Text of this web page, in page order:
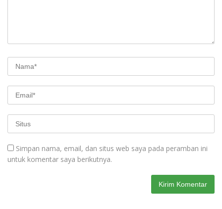
Simpan nama, email, dan situs web saya pada peramban ini
untuk komentar saya berikutnya.